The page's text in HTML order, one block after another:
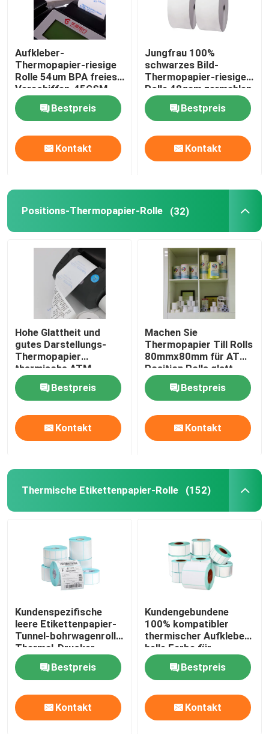
Aufkleber-
Thermopapier-riesige
Rolle 54um BPA freies
Verschiffen-45GSM
Bestpreis
Kontakt
Jungfrau 100%
schwarzes Bild-
Thermopapier-riesige
Rolle 48gsm zermahlen
Bestpreis
Kontakt
Positions-Thermopapier-Rolle (32)
Hohe Glattheit und
gutes Darstellungs-
Thermopapier
thermische ATM-
Bargeld-Rolle
Bestpreis
Kontakt
Machen Sie
Thermopapier Till Rolls
80mmx80mm für ATM-
Position Rolls glatt
Bestpreis
Kontakt
Thermische Etikettenpapier-Rolle (152)
Kundenspezifische
leere Etikettenpapier-
Tunnel-bohrwagenrolle
Thermal-Drucker
Sticker Label Rolls 4x6
thermischeBestpreis
Kontakt
Kundengebundene
100% kompatibler
thermischer Aufkleber-
helle Farbe für
Etikettendrucker
Bestpreis
Kontakt